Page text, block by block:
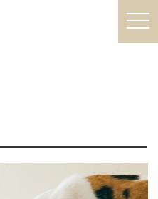
の暮らしを考えたオーダ